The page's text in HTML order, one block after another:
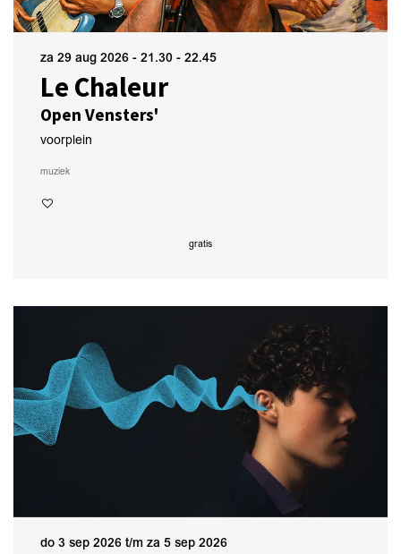
Le Chaleur
Open Vensters'
za 29 aug 2026 - 21.30 - 22.45
voorplein
muziek
gratis
do 3 sep 2026 t/m za 5 sep 2026